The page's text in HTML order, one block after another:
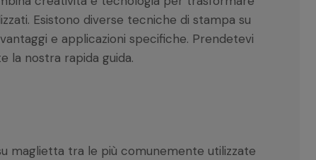
Esistono diverse tecniche di stampa su
e applicazioni specifiche. Prendetevi
la nostra rapida guida.
maglietta tra le più comunemente utilizzate